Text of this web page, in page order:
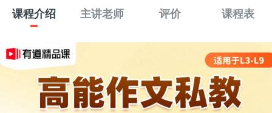
课程介绍 主讲老师 评价 课程表